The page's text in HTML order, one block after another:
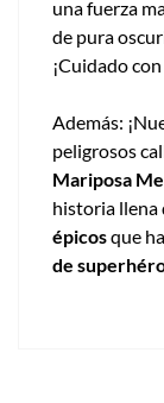
una fuerza
de pura
¡Cuidado
Además:
peligrosos
Mariposa
historia llena
épicosque
de